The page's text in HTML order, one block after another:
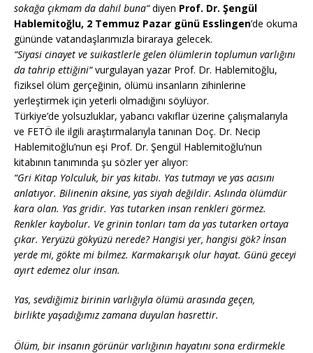
sokağa çıkmam da dahil buna“diyen Prof. Dr. Şengül
Hablemitoğlu, 2 Temmuz Pazar günü Esslingen’de okuma
gününde vatandaşlarımızla biraraya gelecek.
“Siyasi cinayet ve suikastlerle gelen ölümlerin toplumun varlığını
da tahrip ettiğini“vurgulayan yazar Prof. Dr. Hablemitoğlu,
fiziksel ölüm gerçeğinin, ölümü insanların zihinlerine
yerleştirmek için yeterli olmadığını söylüyor.
Türkiye’de yolsuzluklar, yabancı vakıflar üzerine çalışmalarıyla
ve FETÖ ile ilgili araştırmalarıyla tanınan Doç. Dr. Necip
Hablemitoğlu’nun eşi Prof. Dr. Şengül Hablemitoğlu’nun
kitabının tanımında şu sözler yer alıyor:
“Gri Kitap Yolculuk, bir yas kitabı. Yas tutmayı ve yas acısını
anlatıyor. Bilinenin aksine, yas siyah değildir. Aslında ölümdür
kara olan. Yas gridir. Yas tutarken insan renkleri görmez.
Renkler kaybolur. Ve grinin tonları tam da yas tutarken ortaya
çıkar. Yeryüzü gökyüzü nerede? Hangisi yer, hangisi gök? İnsan
yerde mi, gökte mi bilmez. Karmakarışık olur hayat. Günü geceyi
ayırt edemez olur insan.
Yas, sevdiğimiz birinin varlığıyla ölümü arasında geçen,
birlikte yaşadığımız zamana duyulan hasrettir.
Ölüm, bir insanın görünür varlığının hayatını sona erdirmekle